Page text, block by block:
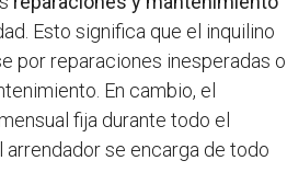
Esto significa que el inquilino
por reparaciones inesperadas o
En cambio, el
fija durante todo el
se encarga de todo